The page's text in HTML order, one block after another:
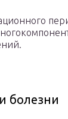
болезни